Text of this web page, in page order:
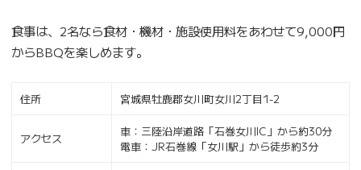
食事は、2名なら食材・機材・施設使用料をあわせて9,000円
からBBQを楽しめます。
住所 宮城県牡鹿郡女川町女川2丁目1-2
アクセス
車：三陸沿岸道路「石巻女川IC」から約30分
電車：JR石巻線「女川駅」から徒歩約3分